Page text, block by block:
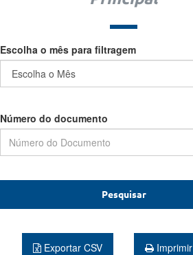
Escolha o mês para filtragem
Número do documento
Pesquisar
Exportar CSV Imprimir